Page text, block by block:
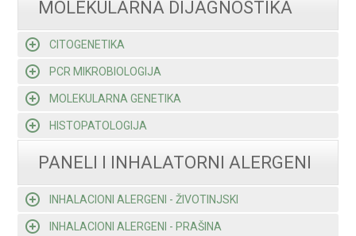
MOLEKULARNA DIJAGNOSTIKA
CITOGENETIKA
PCR MIKROBIOLOGIJA
MOLEKULARNA GENETIKA
HISTOPATOLOGIJA
PANELI I INHALATORNI ALERGENI
INHALACIONI ALERGENI - ŽIVOTINJSKI
INHALACIONI ALERGENI - PRAŠINA